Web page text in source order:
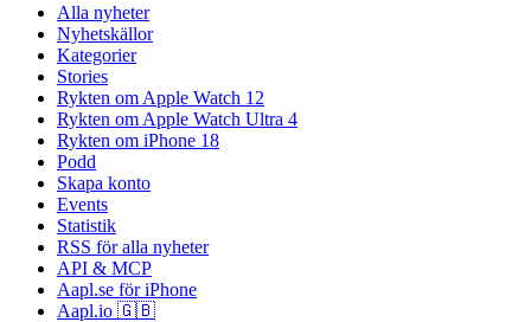
Alla nyheter
Nyhetskällor
Kategorier
Stories
Rykten om Apple Watch 12
Rykten om Apple Watch Ultra 4
Rykten om iPhone 18
Podd
Skapa konto
Events
Statistik
RSS för alla nyheter
API & MCP
Aapl.se för iPhone
Aapl.io 🇬🇧